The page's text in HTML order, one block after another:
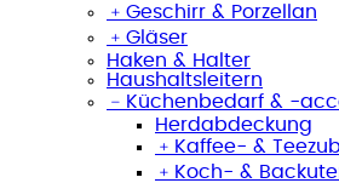
﹢ Geschirr & Porzellan
﹢ Gläser
Haken & Halter
Haushaltsleitern
﹣ Küchenbedarf & -
Herdabdeckung
﹢ Kaffee- &
﹢ Koch- &